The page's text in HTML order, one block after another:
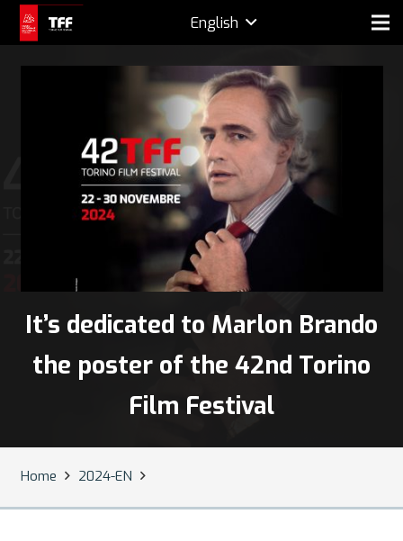
English
It’s dedicated to Marlon Brando
the poster of the 42nd Torino
Film Festival
Home 2024-EN